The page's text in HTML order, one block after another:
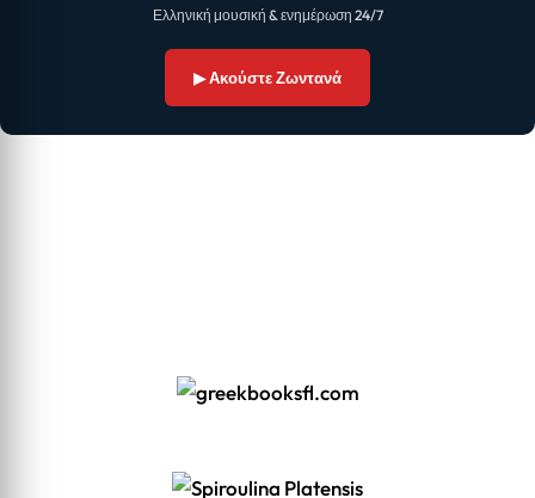
Ελληνική μουσική & ενημέρωση 24/7
▶ Ακούστε Ζωντανά